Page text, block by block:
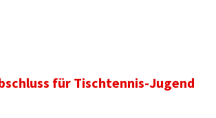
Beitrag:
für Tischtennis-Jugend